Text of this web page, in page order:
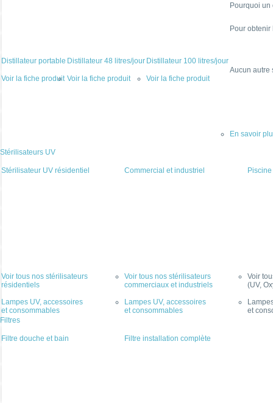
Distillateur portable
Voir la fiche produit
Distillateur 48 litres/jour
Voir la fiche produit
Distillateur 100 litres/jour
Voir la fiche produit
Pourquoi
Pour
Aucun autre
En savoir
Stérilisateurs UV
Stérilisateur UV résidentiel
Voir tous nos stérilisateurs
résidentiels
Lampes UV, accessoires
et consommables
Commercial et industriel
Voir tous nos stérilisateurs
commerciaux et industriels
Lampes UV, accessoires
et consommables
Voir
(UV,
et
Filtres
Filtre douche et bain Filtre installation complète